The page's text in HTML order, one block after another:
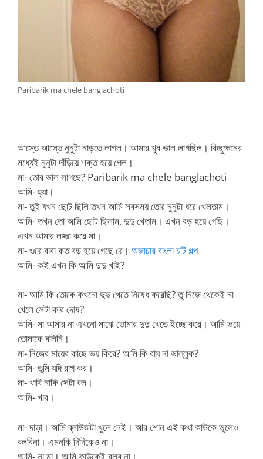
Paribarik ma chele banglachoti
আস্তে আস্তে নুনুটা নাড়তে লাগল। আমার খুব ভাল লাগছিল। কিছুক্ষনের
মধ্যেই নুনুটা দাঁড়িয়ে শক্ত হয়ে গেল।
মা- তোর ভাল লাগছে? Paribarik ma chele banglachoti
আমি- হ্যা।
মা- তুই যখন ছোট ছিলি তখন আমি সবসময় তোর নুনুটা ধরে খেলতাম।
আমি- তখন তো আমি ছোট ছিলাম, দুদু খেতাম। এখন বড় হয়ে গেছি।
এখন আমার লজ্জা করে মা।
মা- ওরে বাবা কত বড় হয়ে গেছে রে। অজাচার বাংলা চটি গল্প
আমি- কই এখন কি আমি দুদু খাই?
মা- আমি কি তোকে কখনো দুদু খেতে নিষেধ করেছি? তু নিজে থেকেই না
খেলে সেটা কার দোষ?
আমি- মা আমার না এখনো মাঝে তোমার দুদু খেতে ইচ্ছে করে। আমি ভয়ে
তোমাকে বলিনি।
মা- নিজের মায়ের কাছে ভয় কিরে? আমি কি বাঘ না ভাল্লুক?
আমি- তুমি যদি রাগ কর।
মা- খাবি নাকি সেটা বল।
আমি- খাব।
মা- দাড়া। আমি ব্লাউজটা খুলে নেই। আর শোন এই কথা কাউকে ভুলেও
বলবিনা। এমনকি দিদিকেও না।
আমি- না মা। আমি কাউকেই বলব না।